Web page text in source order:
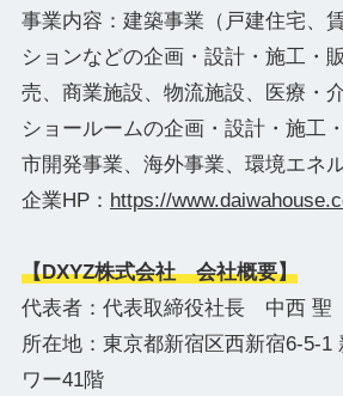
事業内容：建築事業（戸建住宅、
ションなどの企画・設計・施工・
売、商業施設、物流施設、医療・
ショールームの企画・設計・施工
市開発事業、海外事業、環境エネ
企業HP： https://
【DXYZ株式会社 会社概要】
代表者：代表取締役社長 中西 聖
所在地：東京都新宿区西新宿6-5-1
ワー41階